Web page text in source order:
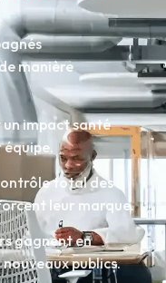
manière
impact santé
équipe.
total des
leur marque.
gagnent en
publics.